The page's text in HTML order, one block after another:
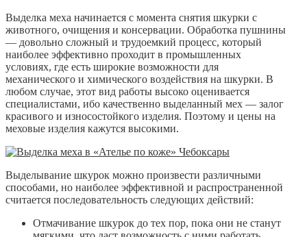
Выделка меха начинается с момента снятия шкурки с
животного, очищения и консервации. Обработка пушнины
— довольно сложный и трудоемкий процесс, который
наиболее эффективно проходит в промышленных
условиях, где есть широкие возможности для
механического и химического воздействия на шкурки. В
любом случае, этот вид работы высоко оценивается
специалистами, ибо качественно выделанный мех — залог
красивого и износостойкого изделия. Поэтому и цены на
меховые изделия кажутся высокими.
Выделывание шкурок можно произвести различными
способами, но наиболее эффективной и распространенной
считается последовательность следующих действий:
Отмачивание шкурок до тех пор, пока они не станут